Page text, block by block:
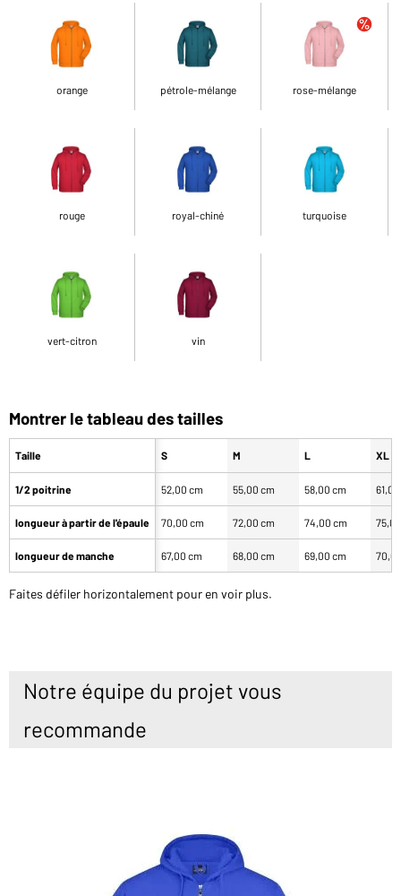
orange pétrole-mélange rose-mélange
rouge royal-chiné turquoise
vert-citron vin
Montrer le tableau des tailles
Taille
1/2 poitrine
longueur à partir de l'épaule
longueur de manche
S M L XL
52,00 cm 55,00 cm 58,00 cm
70,00 cm 72,00 cm 74,00 cm
67,00 cm 68,00 cm 69,00 cm
Faites défiler horizontalement pour en voir plus.
Notre équipe du projet vous
recommande